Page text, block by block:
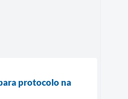
protocolo na